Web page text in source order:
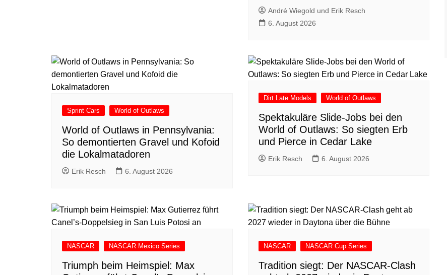
André Wiegold und Erik Resch
6. August 2026
Sprint Cars World of Outlaws
World of Outlaws in Pennsylvania:
So demontierten Gravel und Kofoid
die Lokalmatadoren
Erik Resch 6. August 2026
Dirt Late Models World of Outlaws
Spektakuläre Slide-Jobs bei den
World of Outlaws: So siegten Erb
und Pierce in Cedar Lake
Erik Resch 6. August 2026
NASCAR NASCAR Mexico Series
Triumph beim Heimspiel: Max
NASCAR NASCAR Cup Series
Tradition siegt: Der NASCAR-Clash